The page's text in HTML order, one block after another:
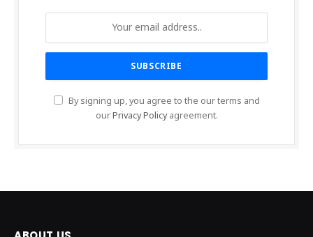
By signing up, you agree to the our terms and
ourPrivacy Policyagreement.